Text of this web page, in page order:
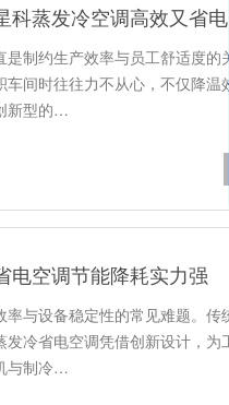
科蒸发冷空调高效又省电
制约生产效率与员工舒适度的
间时往往力不从心，不仅降温
新型的…
电空调节能降耗实力强
与设备稳定性的常见难题。传
冷省电空调凭借创新设计，为
与制冷…